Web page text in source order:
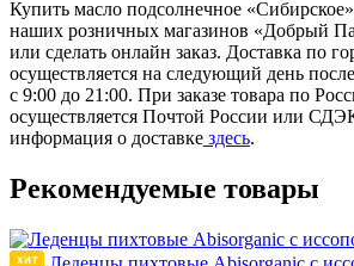
Купить масло подсолнечное
наших розничных магазинов «Добрый
или сделать онлайн заказ. Доставка по
осуществляется на следующий день
с 9:00 до 21:00. При заказе товара по
осуществляется Почтой России или
информация о доставке здесь.
Рекомендуемые товары